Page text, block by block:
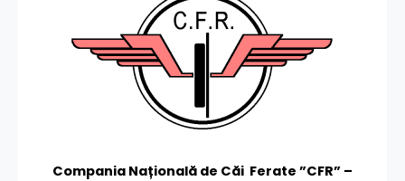
Compania Națională de Căi Ferate ”CFR” –